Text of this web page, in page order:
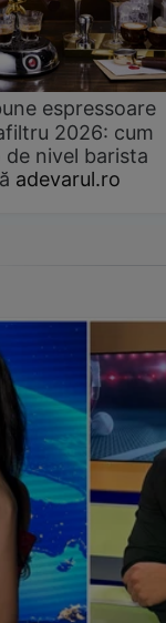
espressoare
2026: cum
nivel barista
adevarul.ro